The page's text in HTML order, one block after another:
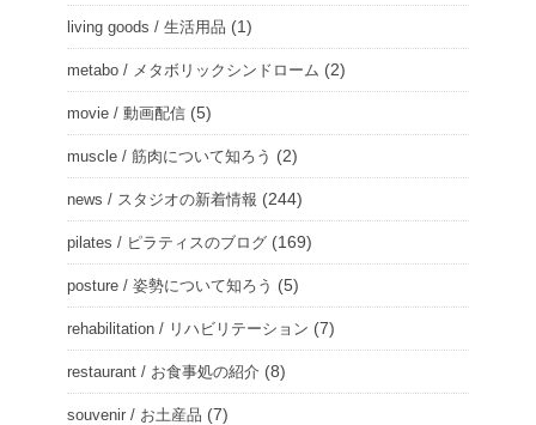
living goods / 生活用品 (1)
metabo / メタボリックシンドローム (2)
movie / 動画配信 (5)
muscle / 筋肉について知ろう (2)
news / スタジオの新着情報 (244)
pilates / ピラティスのブログ (169)
posture / 姿勢について知ろう (5)
rehabilitation / リハビリテーション (7)
restaurant / お食事処の紹介 (8)
souvenir / お土産品 (7)